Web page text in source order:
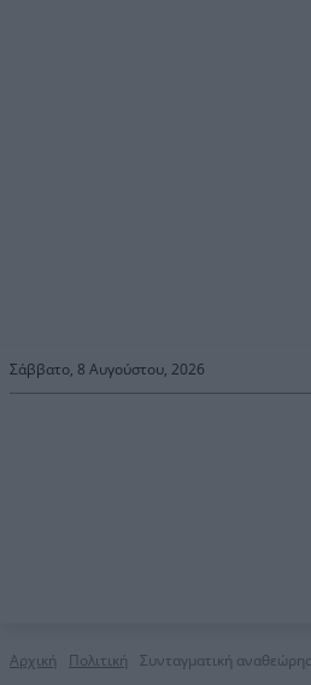
Σάββατο, 8 Αυγούστου, 2026
Αρχική Πολιτική Συνταγματική